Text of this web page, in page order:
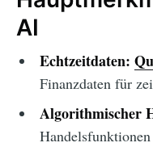
AI
Echtzeitdaten:
Finanzdaten für
Algorithmischer